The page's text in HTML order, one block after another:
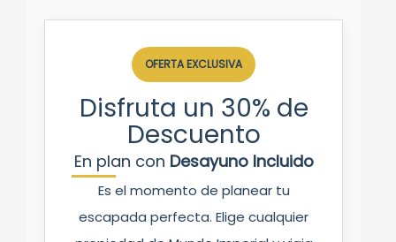
OFERTA EXCLUSIVA
Disfruta un 30% de
Descuento
En plan con Desayuno Incluido
Es el momento de planear tu
escapada perfecta. Elige cualquier